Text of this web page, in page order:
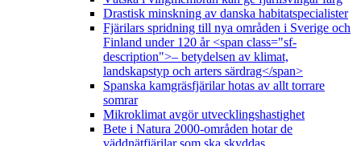
Drastisk minskning av danska habitatspecialister
Fjärilars spridning till nya områden i Sverige och
Finland under 120 år <span class="sf-
description">– betydelsen av klimat,
landskapstyp och arters särdrag</span>
Spanska kamgräsfjärilar hotas av allt torrare
somrar
Mikroklimat avgör utvecklingshastighet
Bete i Natura 2000-områden hotar de
väddnätfjärilar som ska skyddas